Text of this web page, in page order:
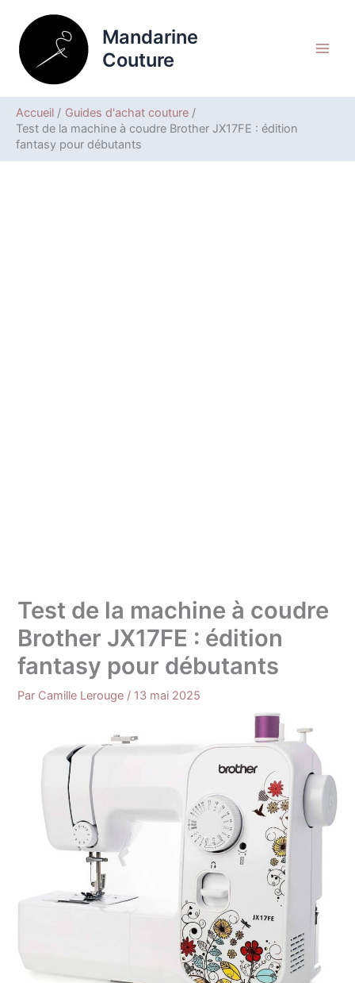
contenu
Mandarine
Couture
Accueil
Guides d'achat couture
Test de la machine à coudre Brother JX17FE : édition
fantasy pour débutants
Test de la machine à coudre
Brother JX17FE : édition
fantasy pour débutants
Par Camille Lerouge / 13 mai 2025